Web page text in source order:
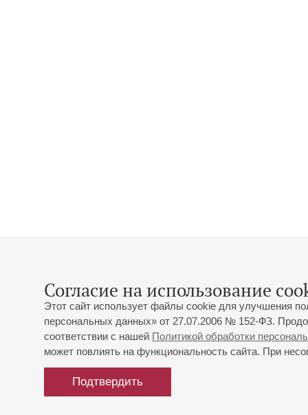
Согласие на использование
Этот сайт использует файлы cookie для улучшения
персональных данных» от 27.07.2006 № 152-ФЗ.
соответствии с нашей Политикой обработки
может повлиять на функциональность сайта. При
Подтвердить